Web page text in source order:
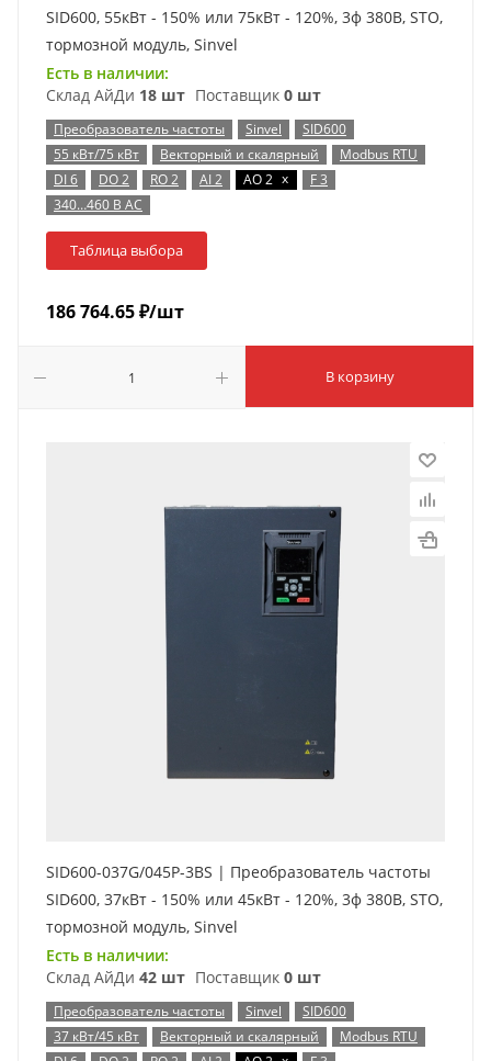
SID600, 55кВт - 150% или 75кВт - 120%, 3ф 380В, STO,
тормозной модуль, Sinvel
Есть в наличии:
Склад АйДи 18 шт Поставщик 0 шт
Преобразователь частоты Sinvel
SID600
55 кВт/75 кВт
Векторный и скалярный
Modbus RTU
DI 6
DO 2 RO 2 AI 2 AO 2 x
F 3
340…460 В AC
Таблица выбора
186 764.65₽/шт
В корзину
SID600-037G/045P-3BS | Преобразователь частоты
SID600, 37кВт - 150% или 45кВт - 120%, 3ф 380В, STO,
тормозной модуль, Sinvel
Есть в наличии:
Склад АйДи 42 шт Поставщик 0 шт
Преобразователь частоты Sinvel
SID600
37 кВт/45 кВт
Векторный и скалярный
Modbus RTU